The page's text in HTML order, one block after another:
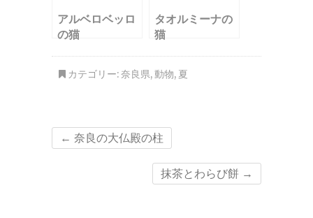
アルベロベッロ
の猫
タオルミーナの
猫
カテゴリー:奈良県,動物, 夏
← 奈良の大仏殿の柱
抹茶とわらび餅 →